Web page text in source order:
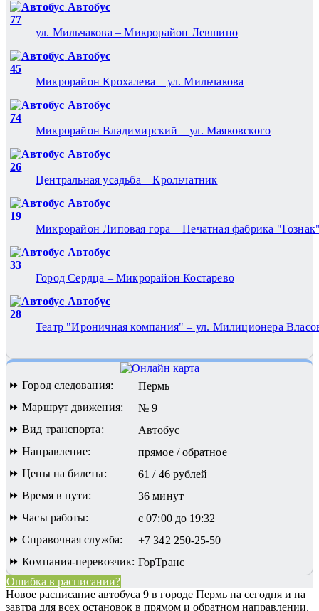
Автобус
77
ул. Мильчакова – Микрорайон Левшино
Автобус
45
Микрорайон Крохалева – ул. Мильчакова
Автобус
74
Микрорайон Владимирский – ул. Маяковского
Автобус
26
Центральная усадьба – Крольчатник
Автобус
19
Микрорайон Липовая гора – Печатная фабрика
Автобус
33
Город Сердца – Микрорайон Костарево
Автобус
28
Театр "Ироничная компания" – ул. Милиционера
⏩ Город следования:
Пермь
⏩ Маршрут движения:
№ 9
⏩ Вид транспорта:
Автобус
⏩ Направление:
прямое / обратное
⏩ Цены на билеты:
61 / 46 рублей
⏩ Время в пути:
36 минут
⏩ Часы работы:
с 07:00 до 19:32
⏩ Справочная служба:
+7 342 250-25-50
⏩ Компания-перевозчик: ГорТранс
Ошибка в расписании?
Новое расписание автобуса 9 в городе Пермь на сегодня и на
завтра для всех остановок в прямом и обратном направлении.